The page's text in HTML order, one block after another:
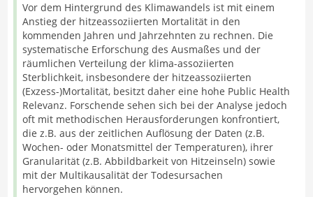
Vor dem Hintergrund des Klimawandels ist mit einem
Anstieg der hitzeassoziierten Mortalität in den
kommenden Jahren und Jahrzehnten zu rechnen. Die
systematische Erforschung des Ausmaßes und der
räumlichen Verteilung der klima-assoziierten
Sterblichkeit, insbesondere der hitzeassoziierten
(Exzess-)Mortalität, besitzt daher eine hohe Public Health
Relevanz. Forschende sehen sich bei der Analyse jedoch
oft mit methodischen Herausforderungen konfrontiert,
die z.B. aus der zeitlichen Auflösung der Daten (z.B.
Wochen- oder Monatsmittel der Temperaturen), ihrer
Granularität (z.B. Abbildbarkeit von Hitzeinseln) sowie
mit der Multikausalität der Todesursachen
hervorgehen können.